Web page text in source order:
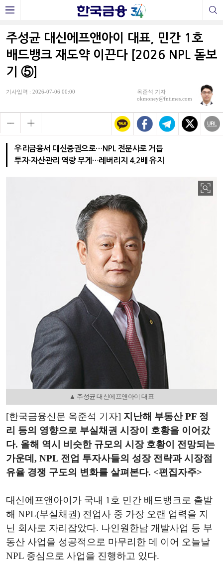
주성균 대신에프앤아이 대표, 민간 1호
배드뱅크 재도약 이끈다 [2026 NPL 돋보
기 ⑤]
기사입력 : 2026-07-06 00:00
옥준석 기자
okmoney@fntimes.com
우리금융서 대신증권으로…NPL 전문사로 거듭
투자·자산관리 역량 무게…레버리지 4.2배 유지
▲ 주성균 대신에프앤아이 대표
[한국금융신문 옥준석 기자] 지난해 부동산 PF 정
리 등의 영향으로 부실채권 시장이 호황을 이어갔
다. 올해 역시 비슷한 규모의 시장 호황이 전망되는
가운데, NPL 전업 투자사들의 성장 전략과 시장점
유율 경쟁 구도의 변화를 살펴본다. <편집자주>
대신에프앤아이가 국내 1호 민간 배드뱅크로 출발
해 NPL(부실채권) 전업사 중 가장 오랜 업력을 지
닌 회사로 자리잡았다. 나인원한남 개발사업 등 부
동산 사업을 성공적으로 마무리한 데 이어 오늘날
NPL 중심으로 사업을 진행하고 있다.